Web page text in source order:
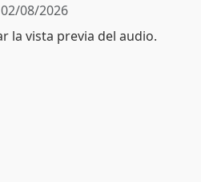
02/08/2026